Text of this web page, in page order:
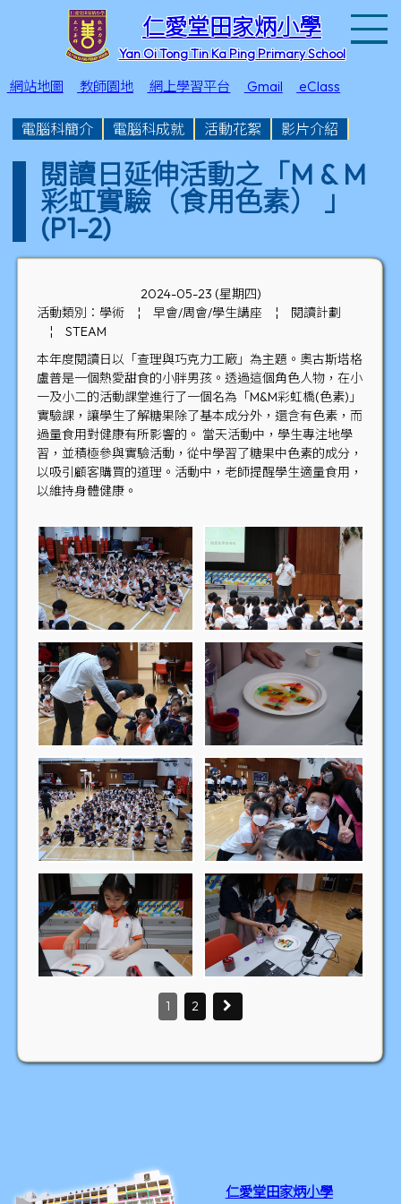
仁愛堂田家炳小學
Yan Oi Tong Tin Ka Ping Primary School
網站地圖 教師園地 網上學習平台 Gmail eClass
電腦科簡介 電腦科成就 活動花絮 影片介紹
閱讀日延伸活動之「M & M
彩虹實驗（食用色素） 」
(P1-2)
2024-05-23 (星期四)
活動類別：學術
¦ 早會/周會/學生講座 ¦
閱讀計劃
¦
STEAM
本年度閱讀日以「查理與巧克力工廠」為主題。奧古斯塔格
盧普是一個熱愛甜食的小胖男孩。透過這個角色人物，在小
一及小二的活動課堂進行了一個名為「M&M彩虹橋(色素)」
實驗課，讓學生了解糖果除了基本成分外，還含有色素，而
過量食用對健康有所影響的。 當天活動中，學生專注地學
習，並積極參與實驗活動，從中學習了糖果中色素的成分，
以吸引顧客購買的道理。活動中，老師提醒學生適量食用，
以維持身體健康。
1 2
仁愛堂田家炳小學